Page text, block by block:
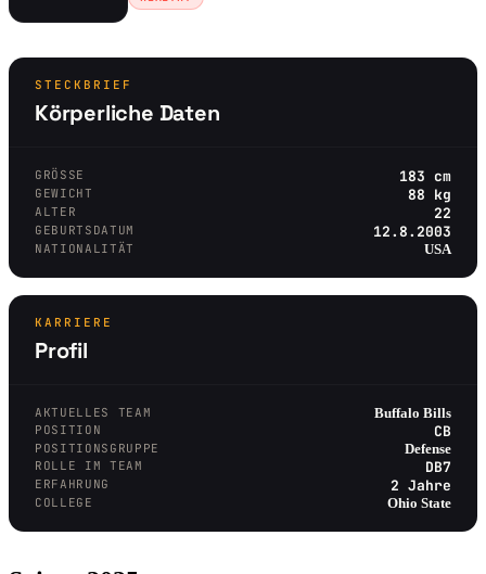
STECKBRIEF
Körperliche Daten
GRÖSSE 183 cm
GEWICHT 88 kg
ALTER 22
GEBURTSDATUM 12.8.2003
NATIONALITÄT USA
KARRIERE
Profil
AKTUELLES TEAM Buffalo Bills
POSITION CB
POSITIONSGRUPPE Defense
ROLLE IM TEAM DB7
ERFAHRUNG 2 Jahre
COLLEGE Ohio State